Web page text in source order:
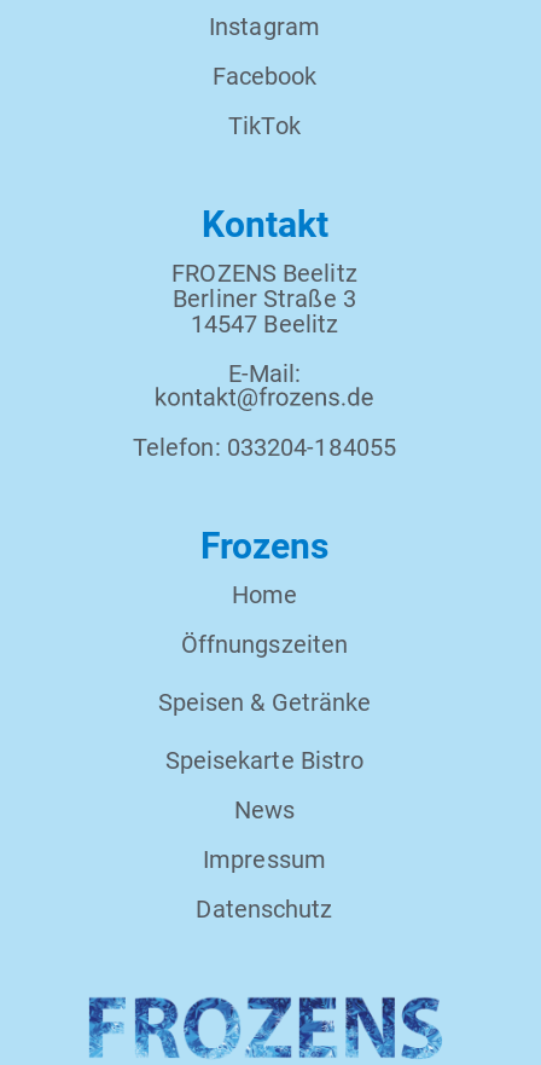
Instagram
Facebook
TikTok
Kontakt
FROZENS Beelitz
Berliner Straße 3
14547 Beelitz
E-Mail:
Telefon: 033204-184055
Frozens
Home
Öffnungszeiten
Speisen & Getränke
Speisekarte Bistro
News
Impressum
Datenschutz